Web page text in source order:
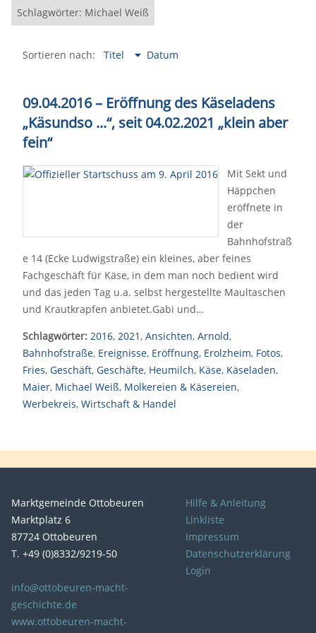
Schlagwörter: Michael Weiß
Sortieren nach: Titel Datum
09.04.2016– Eröffnung des Käseladens
„Käsundso ...“, seit 04.02.2021 „klein aber
fein“
Mit Sekt und
Häppchen
eröffnete in
der
Bahnhofstraß
e 14 (Ecke Ludwigstraße) ein kleines, aber feines
Fachgeschäft für Käse, in dem man noch bedient wird
und das jeden Tag u.a. selbst hergestellte Maultaschen
und Krautkrapfen anbietet.Gabi und…
Schlagwörter: 2016, 2021, Ansichten, Arnold,
Bahnhofstraße, Ereignisse, Eröffnung, Erolzheim, Fotos,
Fries, Geschäft, Geschäfte, Heumilch, Käse, Käseladen,
Maier, Michael Weiß, Molkereien & Käsereien,
Werbekreis, Wirtschaft & Handel
Marktgemeinde Ottobeuren
Marktplatz 6
87724 Ottobeuren
T. +49 (0)8332/9219-50
info@ottobeuren-macht-
geschichte.de
www.ottobeuren-macht-
Hilfe & Anleitung
Linkliste
Impressum
Datenschutzerklärung
Login